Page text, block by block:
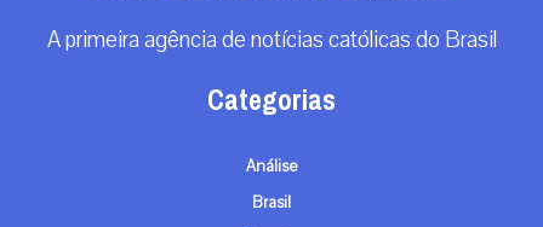
A primeira agência de notícias católicas do Brasil
Categorias
Análise
Brasil